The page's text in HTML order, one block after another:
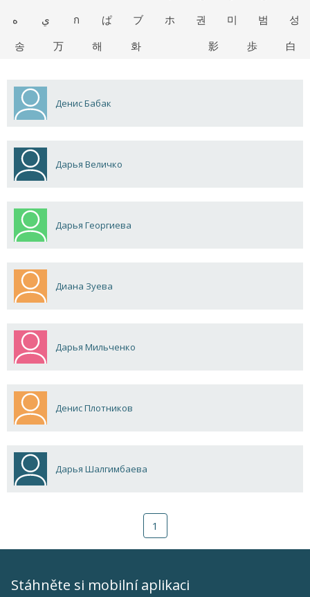
ه
ي ก ぱ ブ ホ 권 미 범
성
송
万 해 화 影 歩 白
Денис Бабак
Дарья Величко
Дарья Георгиева
Диана Зуева
Дарья Мильченко
Денис Плотников
Дарья Шалгимбаева
1
Stáhněte si mobilní aplikaci